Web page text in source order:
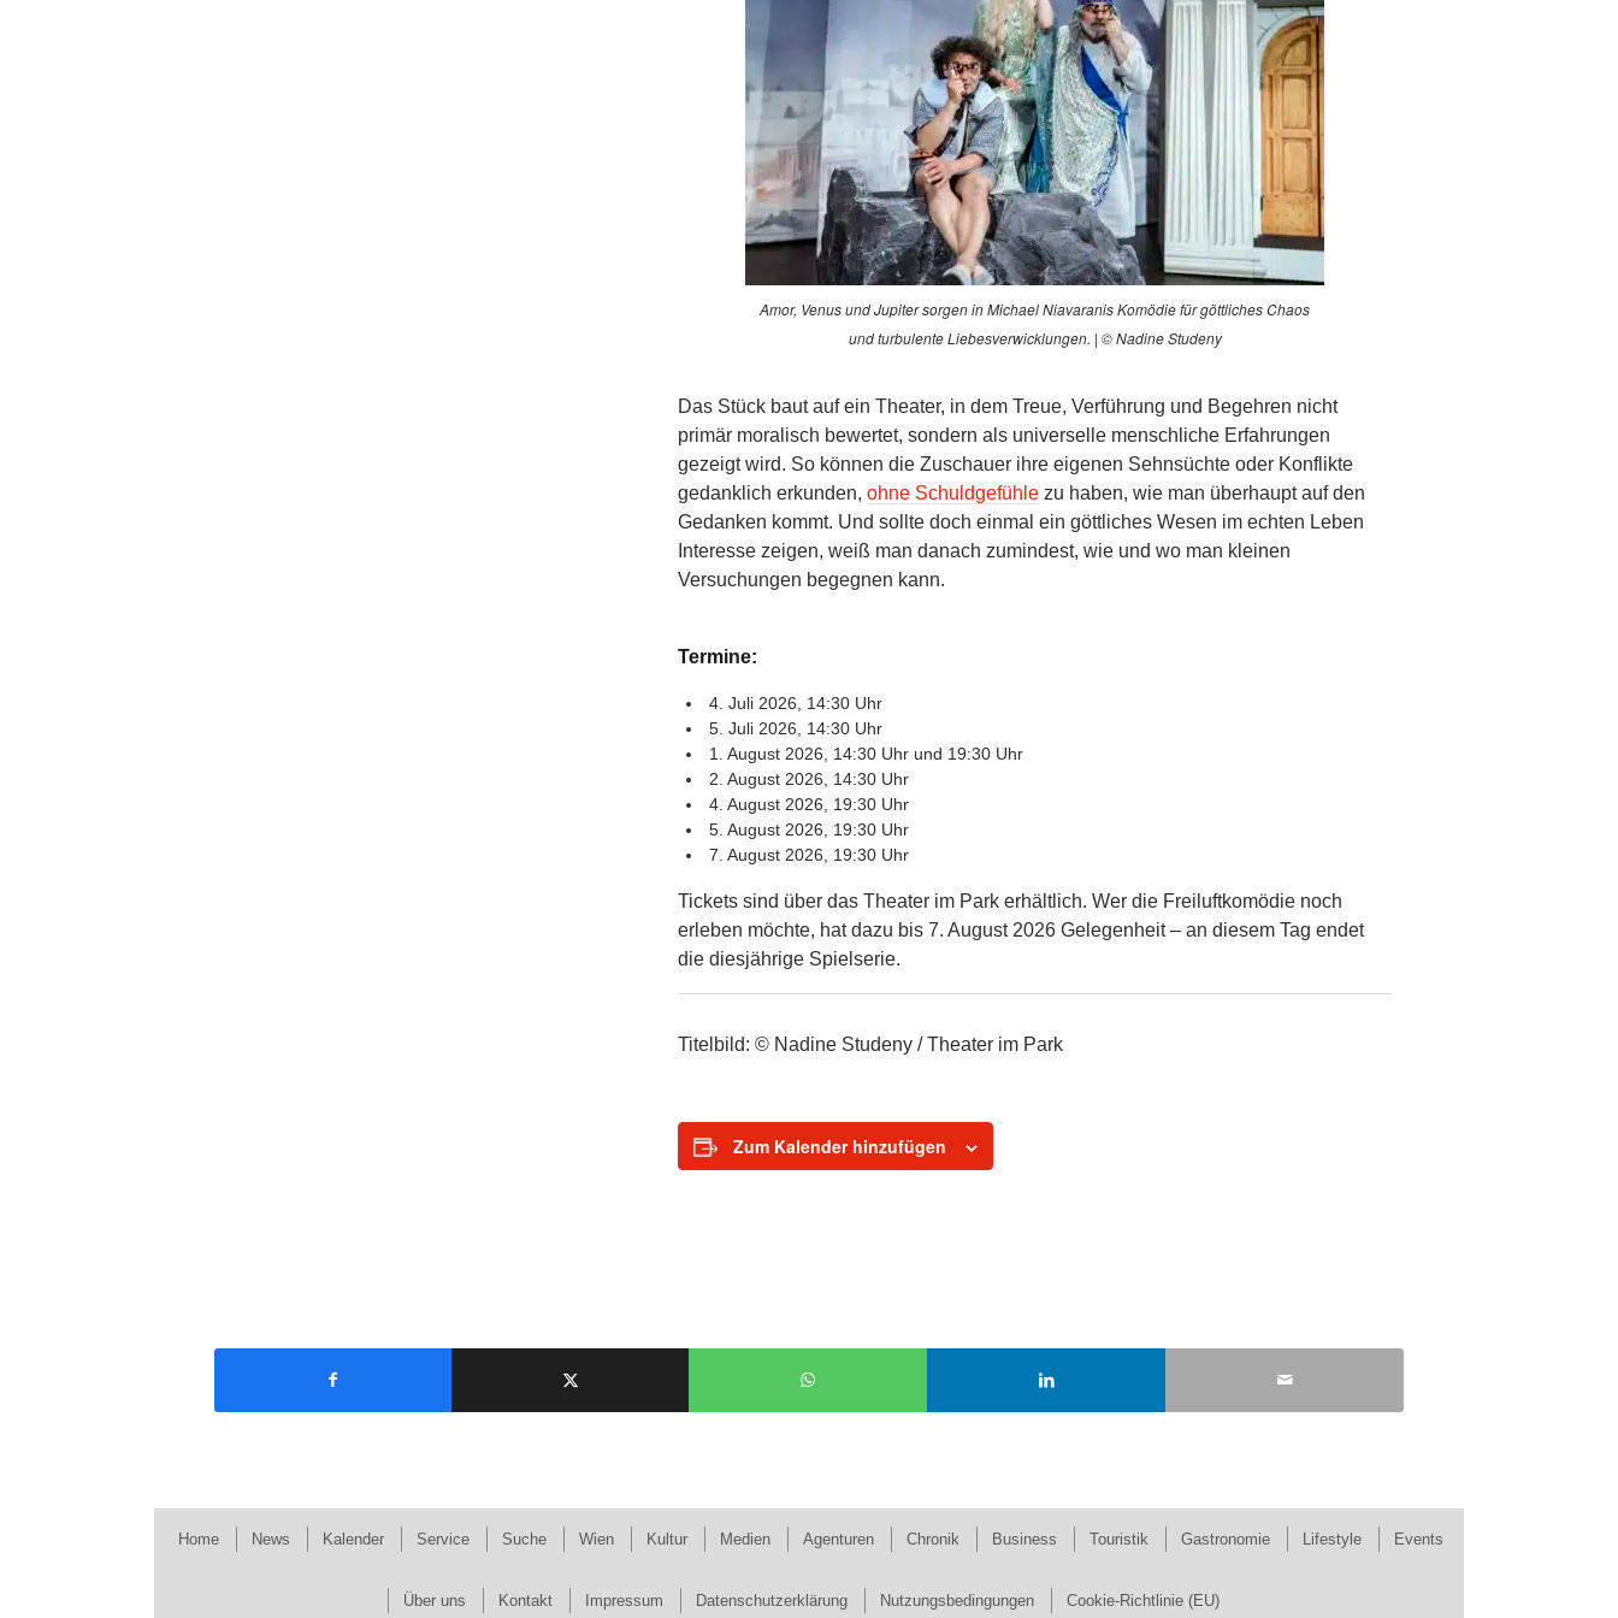
Amor, Venus und Jupiter sorgen in Michael Niavaranis Komödie für göttliches Chaos
und turbulente Liebesverwicklungen. | © Nadine Studeny
Das Stück baut auf ein Theater, in dem Treue, Verführung und Begehren nicht
primär moralisch bewertet, sondern als universelle menschliche Erfahrungen
gezeigt wird. So können die Zuschauer ihre eigenen Sehnsüchte oder Konflikte
gedanklich erkunden,ohne Schuldgefühle zu haben, wie man überhaupt auf den
Gedanken kommt. Und sollte doch einmal ein göttliches Wesen im echten Leben
Interesse zeigen, weiß man danach zumindest, wie und wo man kleinen
Versuchungen begegnen kann.
Termine:
4. Juli 2026, 14:30 Uhr
5. Juli 2026, 14:30 Uhr
1. August 2026, 14:30 Uhr und 19:30 Uhr
2. August 2026, 14:30 Uhr
4. August 2026, 19:30 Uhr
5. August 2026, 19:30 Uhr
7. August 2026, 19:30 Uhr
Tickets sind über das Theater im Park erhältlich. Wer die Freiluftkomödie noch
erleben möchte, hat dazu bis 7. August 2026 Gelegenheit – an diesem Tag endet
die diesjährige Spielserie.
Titelbild: © Nadine Studeny / Theater im Park
Zum Kalender hinzufügen
Home News Kalender Service Suche Wien Kultur Medien Agenturen Chronik Business Touristik Gastronomie Lifestyle Events
Über uns Kontakt Impressum Datenschutzerklärung Nutzungsbedingungen Cookie-Richtlinie (EU)